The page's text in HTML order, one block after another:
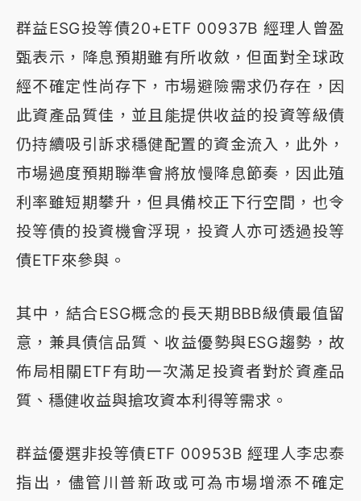
群益ESG投等債20+ETF 00937B 經理人曾盈
甄表示，降息預期雖有所收斂，但面對全球政
經不確定性尚存下，市場避險需求仍存在，因
此資產品質佳，並且能提供收益的投資等級債
仍持續吸引訴求穩健配置的資金流入，此外，
市場過度預期聯準會將放慢降息節奏，因此殖
利率雖短期攀升，但具備校正下行空間，也令
投等債的投資機會浮現，投資人亦可透過投等
債ETF來參與。
其中，結合ESG概念的長天期BBB級債最值留
意，兼具債信品質、收益優勢與ESG趨勢，故
佈局相關ETF有助一次滿足投資者對於資產品
質、穩健收益與搶攻資本利得等需求。
群益優選非投等債ETF 00953B 經理人李忠泰
指出，儘管川普新政或可為市場增添不確定